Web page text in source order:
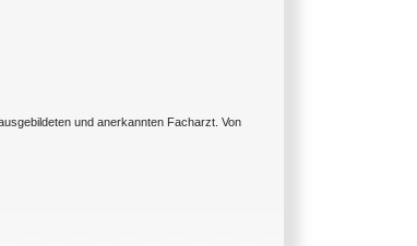
und anerkannten Facharzt. Von